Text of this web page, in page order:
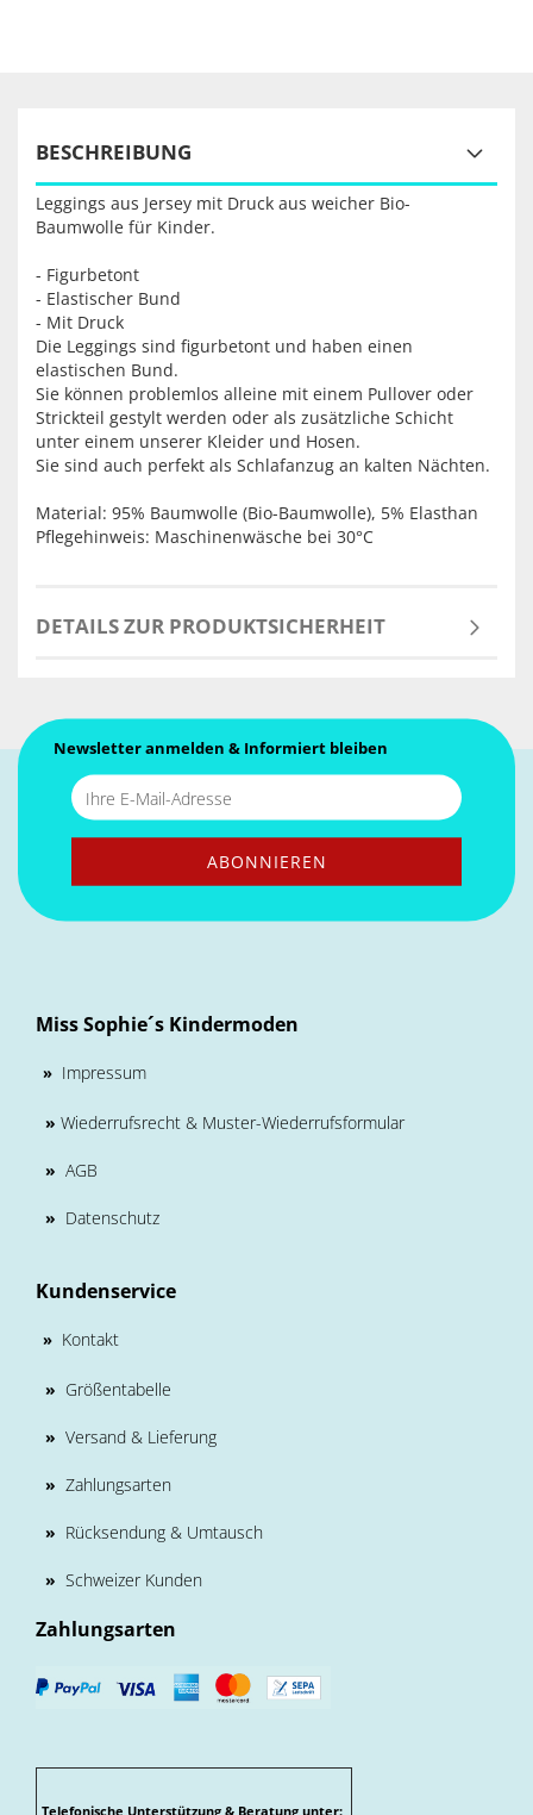
BESCHREIBUNG
Leggings aus Jersey mit Druck aus weicher Bio-
Baumwolle für Kinder.
- Figurbetont
- Elastischer Bund
- Mit Druck
Die Leggings sind figurbetont und haben einen
elastischen Bund.
Sie können problemlos alleine mit einem Pullover oder
Strickteil gestylt werden oder als zusätzliche Schicht
unter einem unserer Kleider und Hosen.
Sie sind auch perfekt als Schlafanzug an kalten Nächten.
Material: 95% Baumwolle (Bio-Baumwolle), 5% Elasthan
Pflegehinweis: Maschinenwäsche bei 30°C
DETAILS ZUR PRODUKTSICHERHEIT
Newsletter anmelden & Informiert bleiben
Miss Sophie´s Kindermoden
» Impressum
» Wiederrufsrecht & Muster-Wiederrufsformular
» AGB
» Datenschutz
Kundenservice
» Kontakt
» Größentabelle
» Versand & Lieferung
» Zahlungsarten
» Rücksendung & Umtausch
» Schweizer Kunden
Zahlungsarten
Telefonische Unterstützung & Beratung unter: